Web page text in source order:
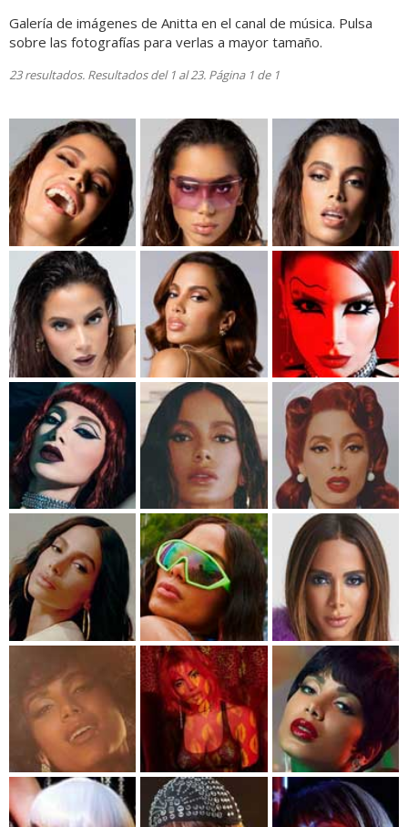
Galería de imágenes de Anitta en el canal de música. Pulsa
sobre las fotografías para verlas a mayor tamaño.
23 resultados. Resultados del 1 al 23. Página 1 de 1